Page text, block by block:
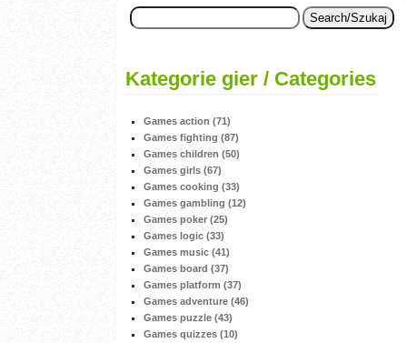
Kategorie gier / Categories
Games action (71)
Games fighting (87)
Games children (50)
Games girls (67)
Games cooking (33)
Games gambling (12)
Games poker (25)
Games logic (33)
Games music (41)
Games board (37)
Games platform (37)
Games adventure (46)
Games puzzle (43)
Games quizzes (10)